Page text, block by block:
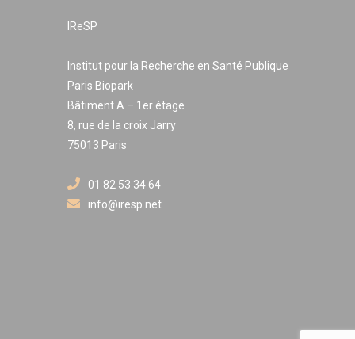
IReSP
Institut pour la Recherche en Santé Publique
Paris Biopark
Bâtiment A – 1er étage
8, rue de la croix Jarry
75013 Paris
01 82 53 34 64
info@iresp.net